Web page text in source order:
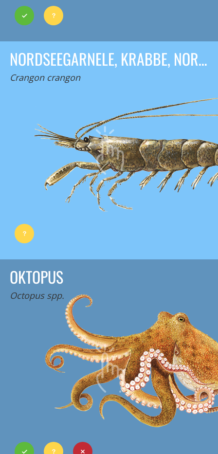
NORDSEEGARNELE, KRABBE, NORDSEEKRABBE
Crangon crangon
OKTOPUS
Octopus spp.